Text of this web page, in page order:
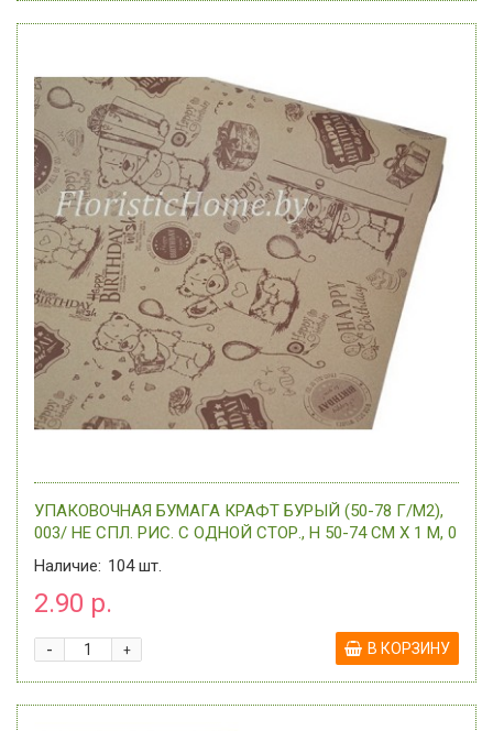
УПАКОВОЧНАЯ БУМАГА КРАФТ БУРЫЙ (50-78 Г/М2),
003/ НЕ СПЛ. РИС. С ОДНОЙ СТОР., H 50-74 СМ Х 1 М, 0
-
Наличие: 104шт.
2.90 р.
+
- В КОРЗИНУ